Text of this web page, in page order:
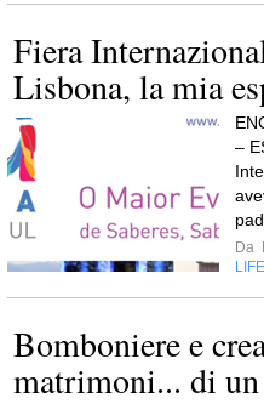
Fiera
Lisbona, la mia
–
Da
Bomboniere e
matrimoni... di